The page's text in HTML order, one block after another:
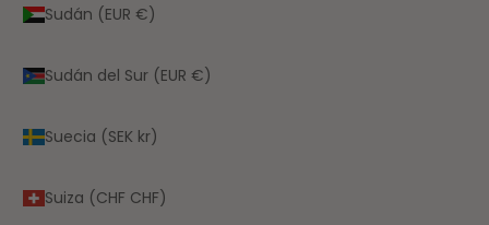
Sudán (EUR €)
Sudán del Sur (EUR €)
Suecia (SEK kr)
Suiza (CHF CHF)